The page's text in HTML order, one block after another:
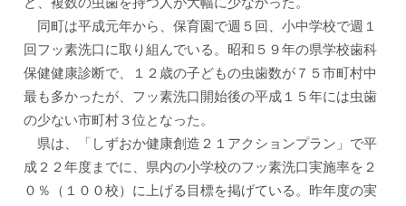
同町は平成元年から、保育園で週５回、小中学校で週１
回フッ素洗口に取り組んでいる。昭和５９年の県学校歯科
保健健康診断で、１２歳の子どもの虫歯数が７５市町村中
最も多かったが、フッ素洗口開始後の平成１５年には虫歯
の少ない市町村３位となった。
県は、「しずおか健康創造２１アクションプラン」で平
成２２年度までに、県内の小学校のフッ素洗口実施率を２
０％（１００校）に上げる目標を掲げている。昨年度の実